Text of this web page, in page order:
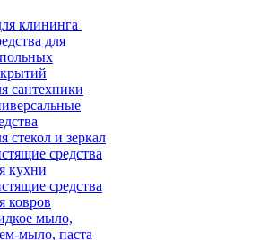
клининга
для
сантехники
стекол и зеркал
средства
кухни
средства
ковров
мыло,
мыло, паста